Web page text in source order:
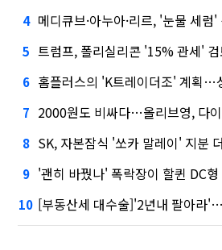
4 메디큐브·아누아·리르, '눈물 세럼
5 트럼프, 폴리실리콘 '15% 관세' 검토…
6 홈플러스의 'K트레이더조' 계획…
7 2000원도 비싸다…올리브영, 다이소
8 SK, 자본잠식 '쏘카 말레이' 지분
9 '괜히 바꿨나' 폭락장이 할퀸 DC형 퇴
10 [부동산세 대수술]'2년내 팔아라